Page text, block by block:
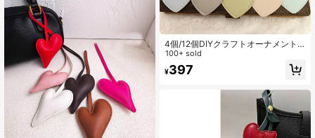
4個/12個DIYクラフトオーナメント
形ハート 革製キーチェーン 愛ペンダ
ントキーリング スタイリッシュな キ
ーリング バッグアクセサリー シック
ルダー 誕生日プレゼント パーティー
100+ sold
¥397